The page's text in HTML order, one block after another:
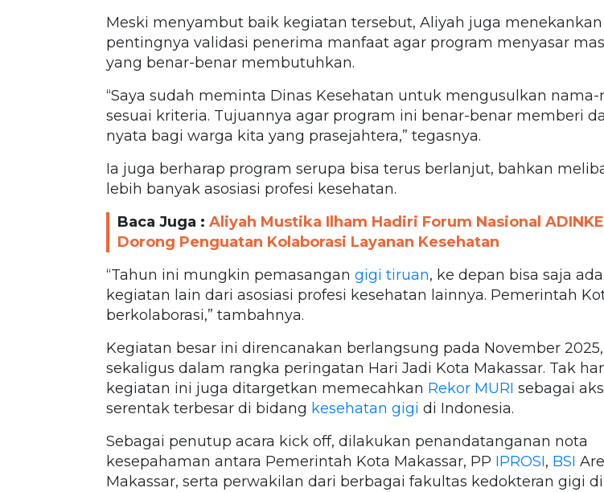
Meski menyambut baik kegiatan tersebut, Aliyah juga menekankan
pentingnya validasi penerima manfaat agar program menyasar
yang benar-benar membutuhkan.
“Saya sudah meminta Dinas Kesehatan untuk mengusulkan nama-
sesuai kriteria. Tujuannya agar program ini benar-benar memberi
nyata bagi warga kita yang prasejahtera,” tegasnya.
Ia juga berharap program serupa bisa terus berlanjut, bahkan
lebih banyak asosiasi profesi kesehatan.
Baca Juga : Aliyah Mustika Ilham Hadiri Forum Nasional
Dorong Penguatan Kolaborasi Layanan Kesehatan
“Tahun ini mungkin pemasangan gigi tiruan, ke depan bisa saja ada
kegiatan lain dari asosiasi profesi kesehatan lainnya. Pemerintah
berkolaborasi,” tambahnya.
Kegiatan besar ini direncanakan berlangsung pada November 2025,
sekaligus dalam rangka peringatan Hari Jadi Kota Makassar. Tak
kegiatan ini juga ditargetkan memecahkan Rekor MURI sebagai
serentak terbesar di bidang kesehatan gigi di Indonesia.
Sebagai penutup acara kick off, dilakukan penandatanganan nota
kesepahaman antara Pemerintah Kota Makassar, PP IPROSI, BSI
Makassar, serta perwakilan dari berbagai fakultas kedokteran gigi